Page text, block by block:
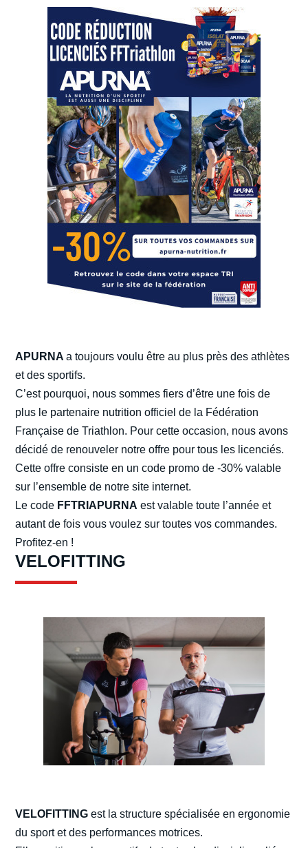
APURNAa toujours voulu être au plus près des athlètes
et des sportifs.
C’est pourquoi, nous sommes fiers d’être une fois de
plus le partenaire nutrition officiel de la Fédération
Française de Triathlon. Pour cette occasion, nous avons
décidé de renouveler notre offre pour tous les licenciés.
Cette offre consiste en un code promo de -30% valable
sur l’ensemble de notre site internet.
Le code FFTRIAPURNA est valable toute l’année et
autant de fois vous voulez sur toutes vos commandes.
Profitez-en !
VELOFITTING
VELOFITTINGest la structure spécialisée en ergonomie
du sport et des performances motrices.